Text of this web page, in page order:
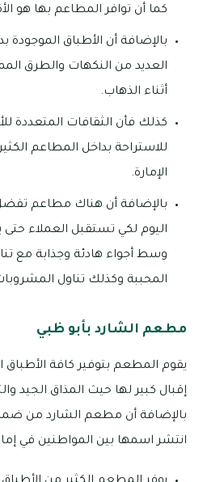
كما أن توافر المطاعم بها هو
بالإضافة أن الأطباق
العديد من النكهات والطرق
أثناء الذهاب.
كذلك فأن الثقافات المتعددة
للاستراحة بداخل المطاعم
الإمارة.
بالإضافة أن هناك مطاعم تفضل
اليوم لكي تستقبل العملاء
وسط أجواء هادئة وجذابة مع
المحببة وكذلك تناول
مطعم الشارد بأبو ظبي
يقوم المطعم بتوفير كافة الأطباق
إقبال كبير لها حيث المذاق الجيد
بالإضافة أن مطعم الشارد من
انتشر اسمها بين المواطنين في